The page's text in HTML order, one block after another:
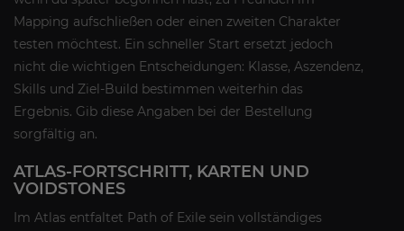
Mapping aufschließen oder einen zweiten Charakter
testen möchtest. Ein schneller Start ersetzt jedoch
nicht die wichtigen Entscheidungen: Klasse, Aszendenz,
Skills und Ziel-Build bestimmen weiterhin das
Ergebnis. Gib diese Angaben bei der Bestellung
sorgfältig an.
ATLAS-FORTSCHRITT, KARTEN UND
VOIDSTONES
Im Atlas entfaltet Path of Exile sein vollständiges